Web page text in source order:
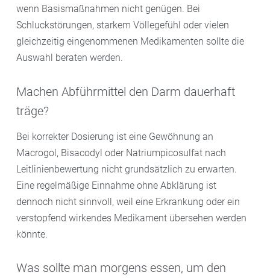
wenn Basismaßnahmen nicht genügen. Bei
Schluckstörungen, starkem Völlegefühl oder vielen
gleichzeitig eingenommenen Medikamenten sollte die
Auswahl beraten werden.
Machen Abführmittel den Darm dauerhaft
träge?
Bei korrekter Dosierung ist eine Gewöhnung an
Macrogol, Bisacodyl oder Natriumpicosulfat nach
Leitlinienbewertung nicht grundsätzlich zu erwarten.
Eine regelmäßige Einnahme ohne Abklärung ist
dennoch nicht sinnvoll, weil eine Erkrankung oder ein
verstopfend wirkendes Medikament übersehen werden
könnte.
Was sollte man morgens essen, um den